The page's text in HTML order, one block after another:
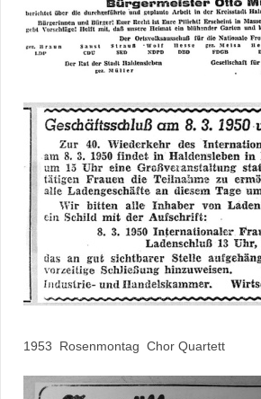
1953 Rosenmontag Chor Quartett